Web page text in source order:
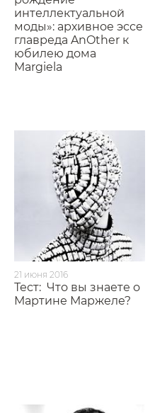
интеллектуальной
моды»: архивное эссе
главреда AnOther к
юбилею дома
Margiela
21 июня 2016
Тест: Что вы знаете о
Мартине Маржеле?